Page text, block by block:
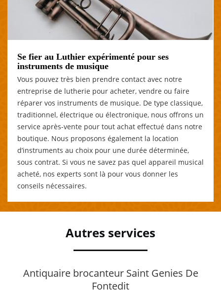
Se fier au Luthier expérimenté pour ses
instruments de musique
Vous pouvez très bien prendre contact avec notre
entreprise de lutherie pour acheter, vendre ou faire
réparer vos instruments de musique. De type classique,
traditionnel, électrique ou électronique, nous offrons un
service après-vente pour tout achat effectué dans notre
boutique. Nous proposons également la location
d’instruments au choix pour une durée déterminée,
sous contrat. Si vous ne savez pas quel appareil musical
acheté, nos experts sont là pour vous donner les
conseils nécessaires.
Autres services
Antiquaire brocanteur Saint Genies De
Fontedit